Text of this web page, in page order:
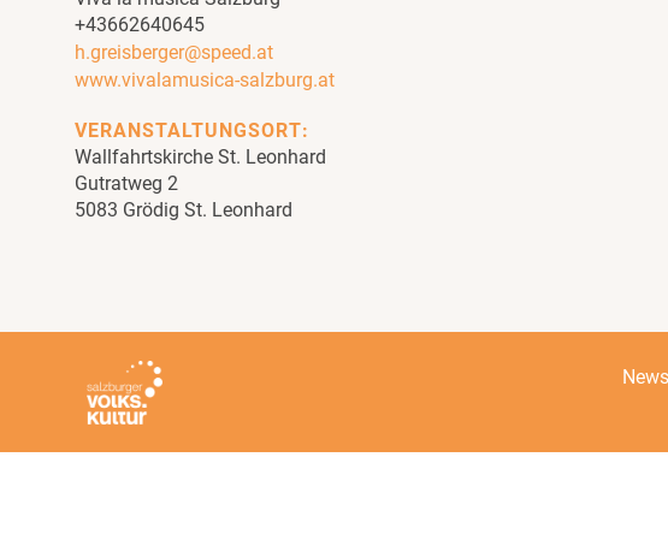
+43662640645
h.greisberger@speed.at
www.vivalamusica-salzburg.at
VERANSTALTUNGSORT:
Wallfahrtskirche St. Leonhard
Gutratweg 2
5083 Grödig St. Leonhard